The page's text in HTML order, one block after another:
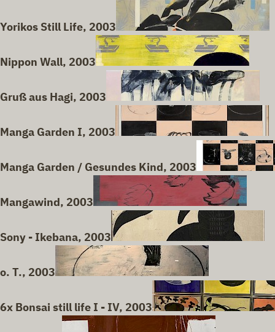
Yorikos Still Life, 2003
Nippon Wall, 2003
Gruß aus Hagi, 2003
Manga Garden I, 2003
Manga Garden / Gesundes Kind, 2003
Mangawind, 2003
Sony - Ikebana, 2003
o. T., 2003
6x Bonsai still life I - IV, 2003